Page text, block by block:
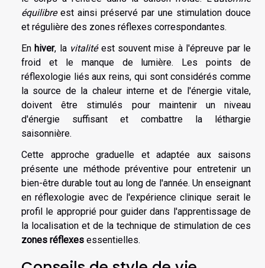
équilibreest ainsi préservé par une stimulation douce
et régulière des zones réflexes correspondantes.
En hiver, la vitalitéest souvent mise à l'épreuve par le
froid et le manque de lumière. Les points de
réflexologie liés aux reins, qui sont considérés comme
la source de la chaleur interne et de l'énergie vitale,
doivent être stimulés pour maintenir un niveau
d'énergie suffisant et combattre la léthargie
saisonnière.
Cette approche graduelle et adaptée aux saisons
présente une méthode préventive pour entretenir un
bien-être durable tout au long de l'année. Un enseignant
en réflexologie avec de l'expérience clinique serait le
profil le approprié pour guider dans l'apprentissage de
la localisation et de la technique de stimulation de ces
zones réflexes essentielles.